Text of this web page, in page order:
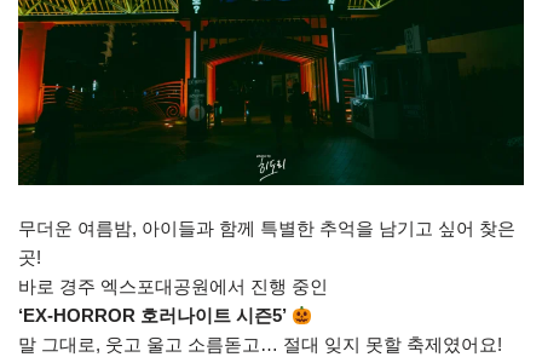
무더운 여름밤, 아이들과 함께 특별한 추억을 남기고 싶어 찾은
곳!
바로 경주 엑스포대공원에서 진행 중인
‘EX-HORROR 호러나이트 시즌5’
말 그대로, 웃고 울고 소름돋고… 절대 잊지 못할 축제였어요!